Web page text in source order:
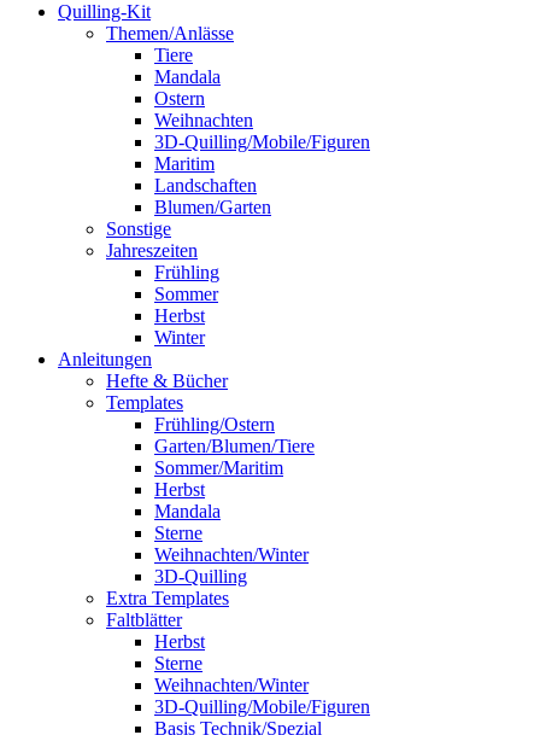
Quilling-Kit
Themen/Anlässe
Tiere
Mandala
Ostern
Weihnachten
3D-Quilling/Mobile/Figuren
Maritim
Landschaften
Blumen/Garten
Sonstige
Jahreszeiten
Frühling
Sommer
Herbst
Winter
Anleitungen
Hefte & Bücher
Templates
Frühling/Ostern
Garten/Blumen/Tiere
Sommer/Maritim
Herbst
Mandala
Sterne
Weihnachten/Winter
3D-Quilling
Extra Templates
Faltblätter
Herbst
Sterne
Weihnachten/Winter
3D-Quilling/Mobile/Figuren
Basis Technik/Spezial